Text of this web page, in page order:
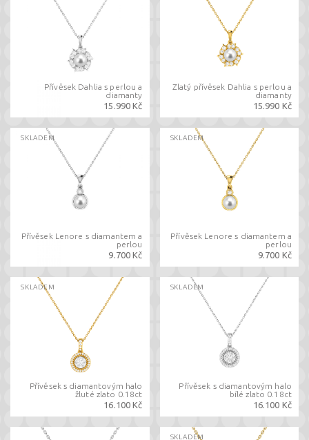
Přívěsek Dahlia s perlou a
diamanty
15.990 Kč
Zlatý přívěsek Dahlia s perlou a
diamanty
15.990 Kč
SKLADEM
Přívěsek Lenore s diamantem a
perlou
9.700 Kč
SKLADEM
Přívěsek Lenore s diamantem a
perlou
9.700 Kč
SKLADEM
Přívěsek s diamantovým halo
žluté zlato 0.18ct
16.100 Kč
SKLADEM
Přívěsek s diamantovým halo
bílé zlato 0.18ct
16.100 Kč
SKLADEM